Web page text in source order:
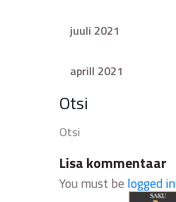
juuli 2021
aprill 2021
Otsi
Lisa kommentaar
You must be logged in